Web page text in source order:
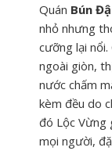
Quán Bún
nhỏ nhưng
cưỡng lại
ngoài giòn,
nước chấm
kèm đều do
đó Lộc Vừng
mọi người,